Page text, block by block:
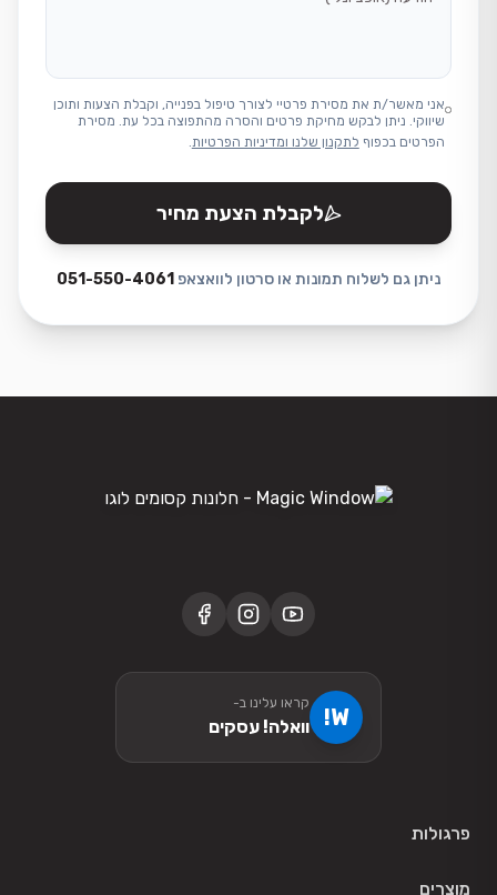
אני מאשר/ת את מסירת פרטיי לצורך טיפול בפנייה, וקבלת הצעות ותוכן
שיווקי. ניתן לבקש מחיקת פרטים והסרה מהתפוצה בכל עת. מסירת
הפרטים בכפוף לתקנון שלנו ומדיניות הפרטיות.
לקבלת הצעת מחיר
ניתן גם לשלוח תמונות או סרטון לוואצאפ 051-550-4061
W!
קראו עלינו ב-
וואלה! עסקים
פרגולות
מוצרים